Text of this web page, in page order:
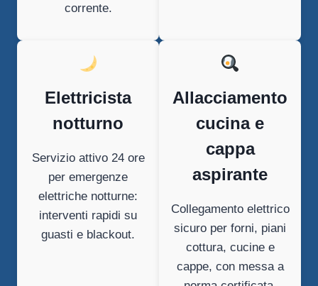
corrente.
Elettricista
notturno
Servizio attivo 24 ore
per emergenze
elettriche notturne:
interventi rapidi su
guasti e blackout.
Allacciamento
cucina e
cappa
aspirante
Collegamento elettrico
sicuro per forni, piani
cottura, cucine e
cappe, con messa a